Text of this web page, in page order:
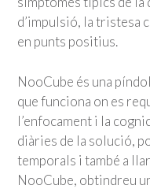
d’impulsió, la tristesa
en punts positius.
NooCube és una
que funciona on es
l’enfocament i la
diàries de la solució,
temporals i també a
NooCube, obtindreu